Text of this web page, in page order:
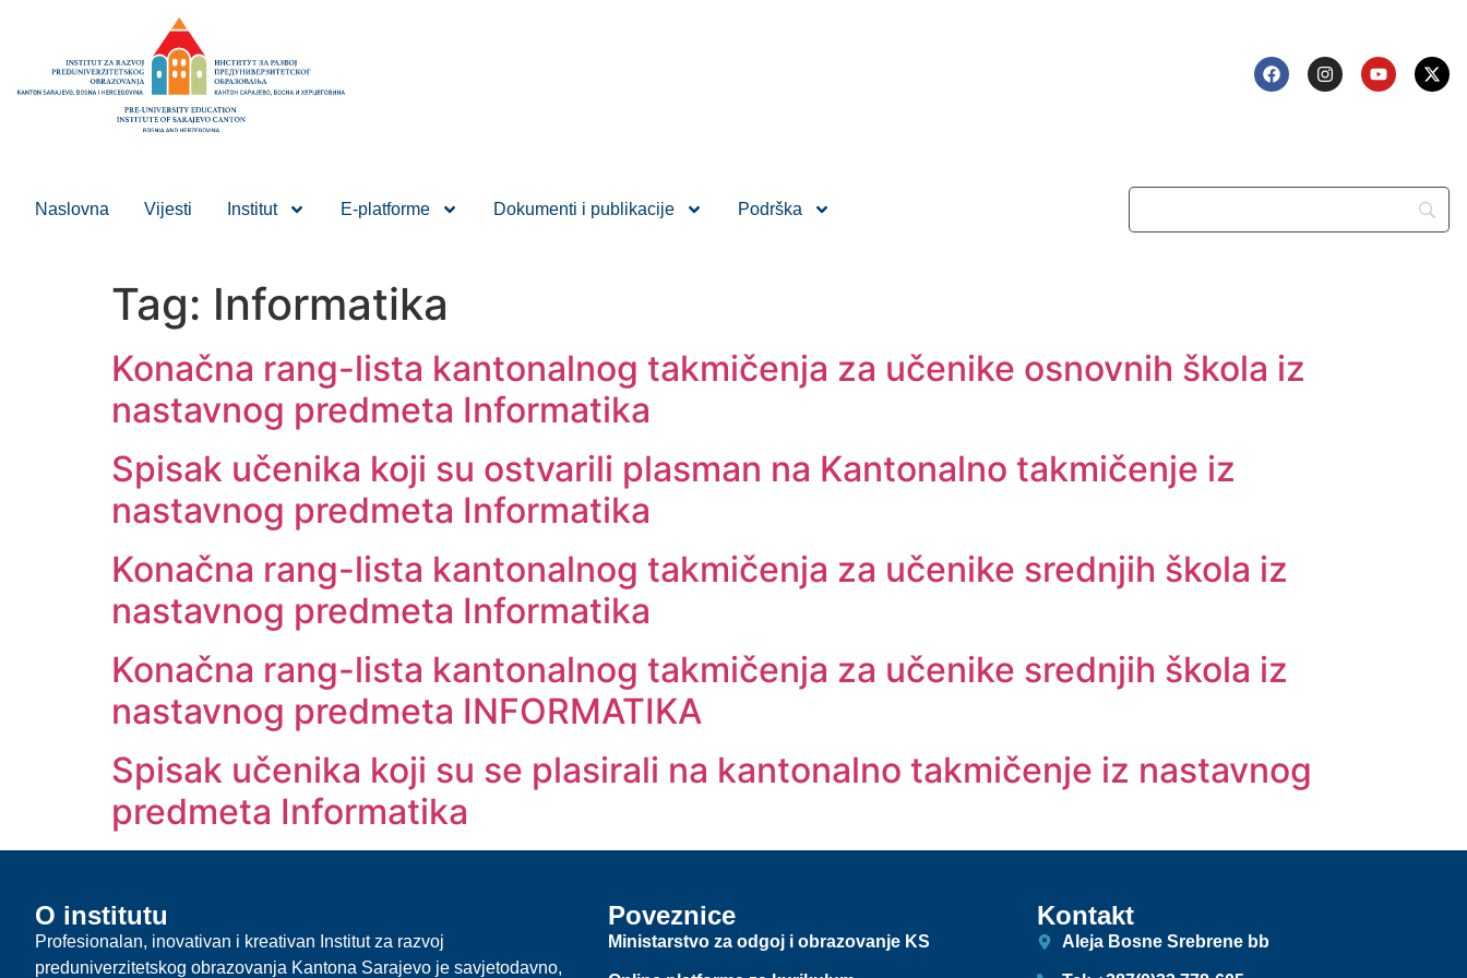
Naslovna Vijesti Institut E-platforme Dokumenti i publikacije Podrška
Tag: Informatika
Konačna rang-lista kantonalnog takmičenja za učenike osnovnih škola iz
nastavnog predmeta Informatika
Spisak učenika koji su ostvarili plasman na Kantonalno takmičenje iz
nastavnog predmeta Informatika
Konačna rang-lista kantonalnog takmičenja za učenike srednjih škola iz
nastavnog predmeta Informatika
Konačna rang-lista kantonalnog takmičenja za učenike srednjih škola iz
nastavnog predmeta INFORMATIKA
Spisak učenika koji su se plasirali na kantonalno takmičenje iz nastavnog
predmeta Informatika
O institutu
Profesionalan, inovativan i kreativan Institut za razvoj
preduniverzitetskog obrazovanja Kantona Sarajevo je savjetodavno,
Poveznice
Ministarstvo za odgoj i obrazovanje KS
Kontakt
Aleja Bosne Srebrene bb